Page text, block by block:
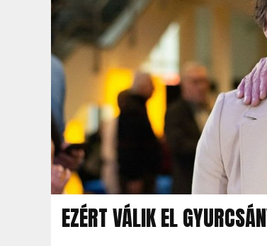
EZÉRT VÁLIK EL